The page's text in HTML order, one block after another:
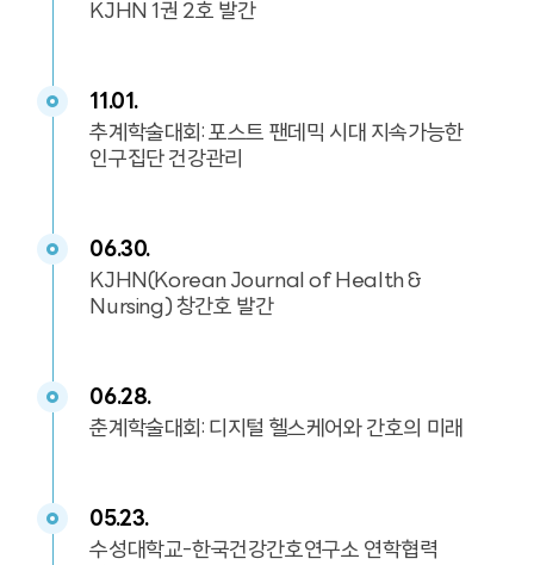
KJHN 1권 2호 발간
11.01.
추계학술대회: 포스트 팬데믹 시대 지속가능한
인구집단 건강관리
06.30.
KJHN(Korean Journal of Health &
Nursing) 창간호 발간
06.28.
춘계학술대회: 디지털 헬스케어와 간호의 미래
05.23.
수성대학교-한국건강간호연구소 연학협력